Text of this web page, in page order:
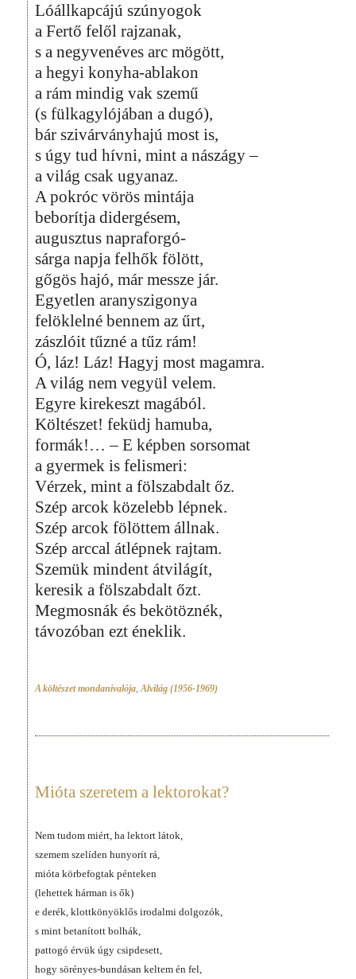
Lóállkapcájú szúnyogok
a Fertő felől rajzanak,
s a negyvenéves arc mögött,
a hegyi konyha-ablakon
a rám mindig vak szemű
(s fülkagylójában a dugó),
bár szivárványhajú most is,
s úgy tud hívni, mint a nászágy –
a világ csak ugyanaz.
A pokróc vörös mintája
beborítja didergésem,
augusztus napraforgó-
sárga napja felhők fölött,
gőgös hajó, már messze jár.
Egyetlen aranyszigonya
felöklelné bennem az űrt,
zászlóit tűzné a tűz rám!
Ó, láz! Láz! Hagyj most magamra.
A világ nem vegyül velem.
Egyre kirekeszt magából.
Költészet! feküdj hamuba,
formák!… – E képben sorsomat
a gyermek is felismeri:
Vérzek, mint a fölszabdalt őz.
Szép arcok közelebb lépnek.
Szép arcok fölöttem állnak.
Szép arccal átlépnek rajtam.
Szemük mindent átvilágít,
keresik a fölszabdalt őzt.
Megmosnák és bekötöznék,
távozóban ezt éneklik.
A költészet mondanivalója,Alvilág (1956-1969)
Mióta szeretem a lektorokat?
Nem tudom miért, ha lektort látok,
szemem szelíden hunyorít rá,
mióta körbefogtak pénteken
(lehettek hárman is ők)
e derék, klottkönyöklős irodalmi dolgozók,
s mint betanított bolhák,
pattogó érvük úgy csipdesett,
hogy sörényes-bundásan keltem én fel,